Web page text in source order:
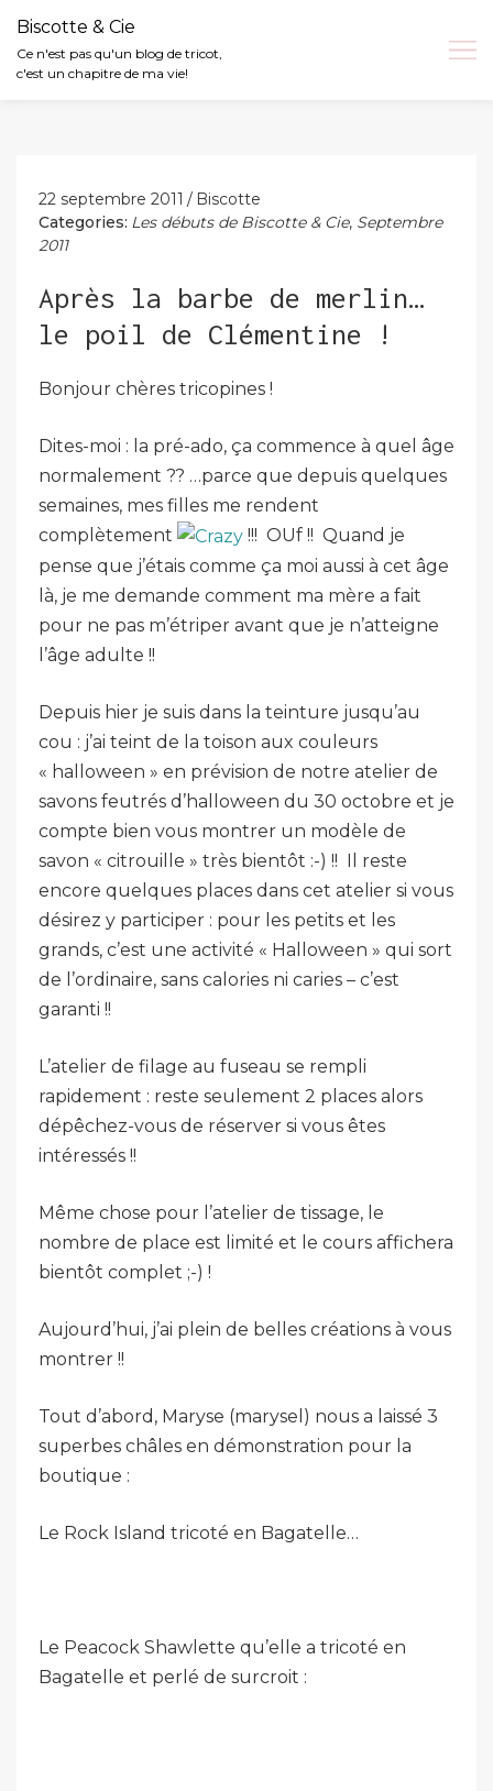
Biscotte & Cie
Ce n'est pas qu'un blog de tricot,
c'est un chapitre de ma vie!
22 septembre 2011
Biscotte
Categories: Les débuts de Biscotte & Cie, Septembre
2011
Après la barbe de merlin…
le poil de Clémentine !
Bonjour chères tricopines !
Dites-moi : la pré-ado, ça commence à quel âge
normalement ?? …parce que depuis quelques
semaines, mes filles me rendent
complètement
!!! OUf !! Quand je
pense que j’étais comme ça moi aussi à cet âge
là, je me demande comment ma mère a fait
pour ne pas m’étriper avant que je n’atteigne
l’âge adulte !!
Depuis hier je suis dans la teinture jusqu’au
cou : j’ai teint de la toison aux couleurs
« halloween » en prévision de notre atelier de
savons feutrés d’halloween du 30 octobre et je
compte bien vous montrer un modèle de
savon « citrouille » très bientôt :-) !! Il reste
encore quelques places dans cet atelier si vous
désirez y participer : pour les petits et les
grands, c’est une activité « Halloween » qui sort
de l’ordinaire, sans calories ni caries – c’est
garanti !!
L’atelier de filage au fuseau se rempli
rapidement : reste seulement 2 places alors
dépêchez-vous de réserver si vous êtes
intéressés !!
Même chose pour l’atelier de tissage, le
nombre de place est limité et le cours affichera
bientôt complet ;-) !
Aujourd’hui, j’ai plein de belles créations à vous
montrer !!
Tout d’abord, Maryse (marysel) nous a laissé 3
superbes châles en démonstration pour la
boutique :
Le Rock Island tricoté en Bagatelle…
Le Peacock Shawlette qu’elle a tricoté en
Bagatelle et perlé de surcroit :